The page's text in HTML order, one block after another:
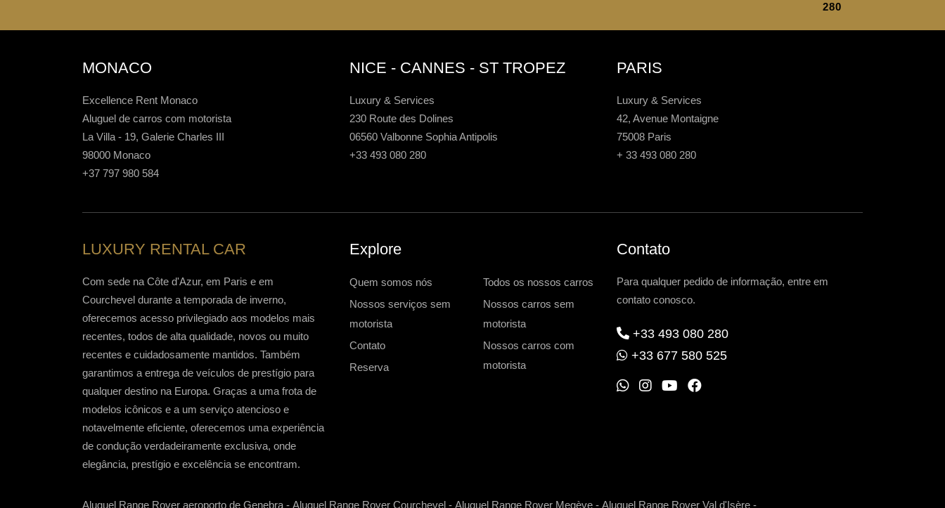
280
MONACO
Excellence Rent Monaco
Aluguel de carros com motorista
La Villa - 19, Galerie Charles III
98000 Monaco
+37 797 980 584
NICE - CANNES - ST TROPEZ
Luxury & Services
230 Route des Dolines
06560 Valbonne Sophia Antipolis
+33 493 080 280
PARIS
Luxury & Services
42, Avenue Montaigne
75008 Paris
+ 33 493 080 280
LUXURY RENTAL CAR
Com sede na Côte d'Azur, em Paris e em
Courchevel durante a temporada de inverno,
oferecemos acesso privilegiado aos modelos mais
recentes, todos de alta qualidade, novos ou muito
recentes e cuidadosamente mantidos. Também
garantimos a entrega de veículos de prestígio para
qualquer destino na Europa. Graças a uma frota de
modelos icônicos e a um serviço atencioso e
notavelmente eficiente, oferecemos uma experiência
de condução verdadeiramente exclusiva, onde
elegância, prestígio e excelência se encontram.
Explore
Quem somos nós
Nossos serviços sem
motorista
Contato
Reserva
Todos os nossos carros
Nossos carros sem
motorista
Nossos carros com
motorista
Contato
Para qualquer pedido de informação, entre em
contato conosco.
+33 493 080 280
+33 677 580 525
W
I
Y
F
Aluguel Range Rover aeroporto de Genebra - Aluguel Range Rover Courchevel - Aluguel Range Rover Megève - Aluguel Range Rover Val d'Isère -